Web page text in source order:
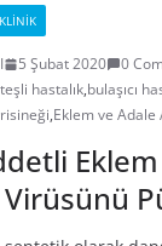
KLINIK
5 Şubat 2020
0
hastalık,bulaşıcı
,Eklem ve Adale
Eklem
Virüsünü